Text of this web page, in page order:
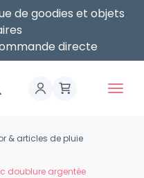
de goodies et objets
directe
& articles de pluie
doublure argentée